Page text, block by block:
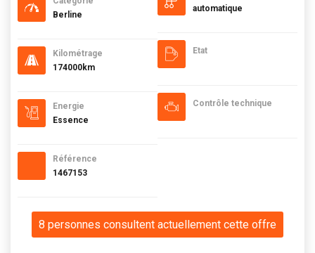
Berline
Kilométrage
174000km
Energie
Essence
Référence
1467153
automatique
Etat
Contrôle technique
8 personnes consultent actuellement cette offre